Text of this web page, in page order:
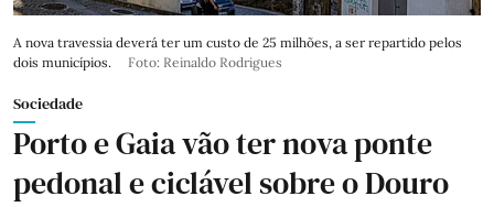
A nova travessia deverá ter um custo de 25 milhões, a ser repartido pelos
dois municípios.
Foto: Reinaldo Rodrigues
Sociedade
Porto e Gaia vão ter nova ponte
pedonal e ciclável sobre o Douro